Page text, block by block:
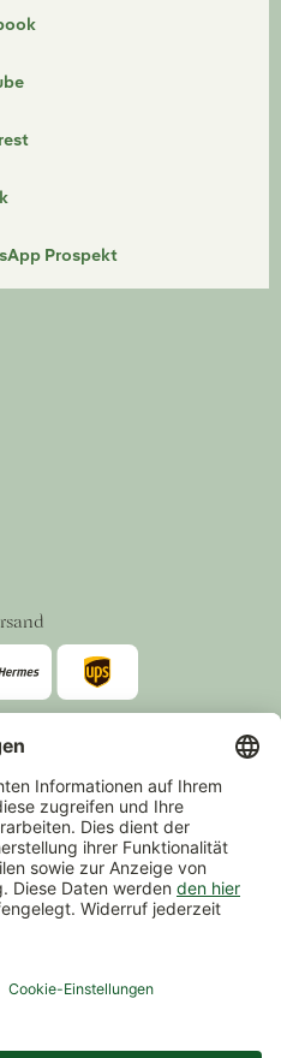
Prospekt
Mehrwertsteuer zzgl.Versand
sind Gutscheine und